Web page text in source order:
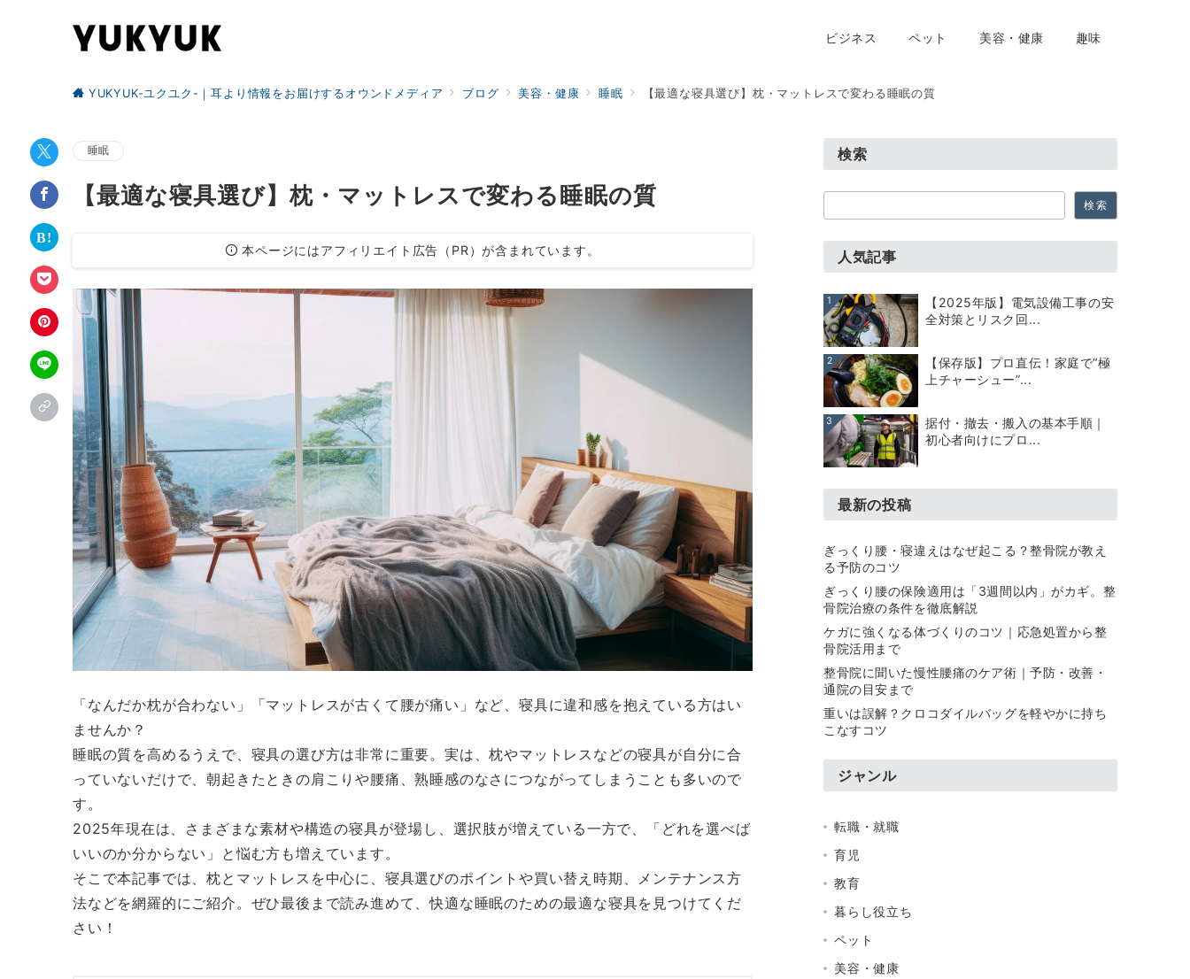
ビジネス ペット 美容・健康 趣味
YUKYUK-ユクユク-｜耳より情報をお届けするオウンドメディア ブログ 美容・健康 睡眠 【最適な寝具選び】枕・マットレスで変わる睡眠の質
睡眠
【最適な寝具選び】枕・マットレスで変わる睡眠の質
本ページにはアフィリエイト広告（PR）が含まれています。
「なんだか枕が合わない」「マットレスが古くて腰が痛い」など、寝具に違和感を抱えている方はい
ませんか？
睡眠の質を高めるうえで、寝具の選び方は非常に重要。実は、枕やマットレスなどの寝具が自分に合
っていないだけで、朝起きたときの肩こりや腰痛、熟睡感のなさにつながってしまうことも多いので
す。
2025年現在は、さまざまな素材や構造の寝具が登場し、選択肢が増えている一方で、「どれを選べば
いいのか分からない」と悩む方も増えています。
そこで本記事では、枕とマットレスを中心に、寝具選びのポイントや買い替え時期、メンテナンス方
法などを網羅的にご紹介。ぜひ最後まで読み進めて、快適な睡眠のための最適な寝具を見つけてくだ
さい！
検索
索
検索
人気記事
1
【2025年版】電気設備工事の安
全対策とリスク回...
2
【保存版】プロ直伝！家庭で“極
上チャーシュー”...
3
据付・撤去・搬入の基本手順｜
初心者向けにプロ...
最新の投稿
ぎっくり腰・寝違えはなぜ起こる？整骨院が教え
る予防のコツ
ぎっくり腰の保険適用は「3週間以内」がカギ。整
骨院治療の条件を徹底解説
ケガに強くなる体づくりのコツ｜応急処置から整
骨院活用まで
整骨院に聞いた慢性腰痛のケア術｜予防・改善・
通院の目安まで
重いは誤解？クロコダイルバッグを軽やかに持ち
こなすコツ
ジャンル
転職・就職
育児
教育
暮らし役立ち
ペット
美容・健康